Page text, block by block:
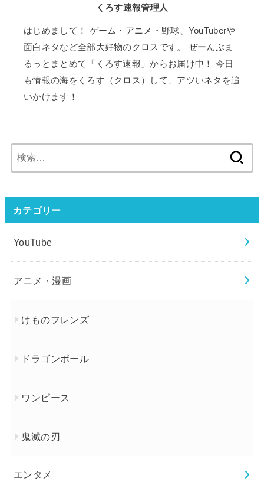
くろす速報管理人
はじめまして！ ゲーム・アニメ・野球、YouTuberや
面白ネタなど全部大好物のクロスです。 ぜーんぶま
るっとまとめて「くろす速報」からお届け中！ 今日
も情報の海をくろす（クロス）して、アツいネタを追
いかけます！
索:
カテゴリー
YouTube
アニメ・漫画
けものフレンズ
ドラゴンボール
ワンピース
鬼滅の刃
エンタメ